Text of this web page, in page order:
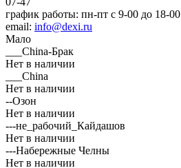
график работы: пн-пт с 9-00 до 18-00
email: info@dexi.ru
Мало
___China-Брак
Нет в наличии
___China
Нет в наличии
--Озон
Нет в наличии
---не_рабочий_Кайдашов
Нет в наличии
---Набережные Челны
Нет в наличии